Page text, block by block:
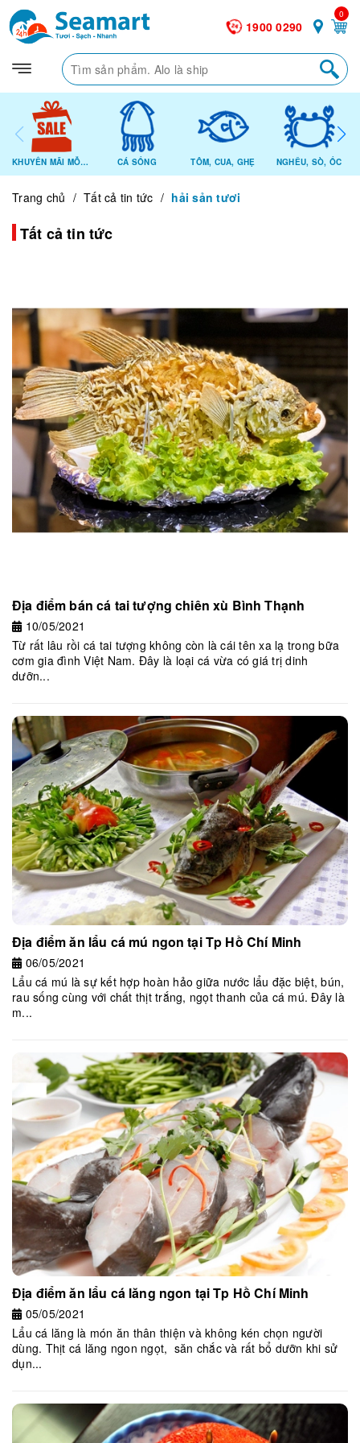
1900 0290
0
KHUYẾN MÃI MỖI NGÀY CÁ SỐNG TÔM, CUA, GHẸ NGHÊU, SÒ, ỐC
Trang chủ / Tất cả tin tức / hải sản tươi
Tất cả tin tức
Địa điểm bán cá tai tượng chiên xù Bình Thạnh
10/05/2021
Từ rất lâu rồi cá tai tượng không còn là cái tên xa lạ trong bữa
cơm gia đình Việt Nam. Đây là loại cá vừa có giá trị dinh
dưỡn...
Địa điểm ăn lẩu cá mú ngon tại Tp Hồ Chí Minh
06/05/2021
Lẩu cá mú là sự kết hợp hoàn hảo giữa nước lẩu đặc biệt, bún,
rau sống cùng với chất thịt trắng, ngọt thanh của cá mú. Đây là
m...
Địa điểm ăn lẩu cá lăng ngon tại Tp Hồ Chí Minh
05/05/2021
Lẩu cá lăng là món ăn thân thiện và không kén chọn người
dùng. Thịt cá lăng ngon ngọt, săn chắc và rất bổ dưỡn khi sử
dụn...